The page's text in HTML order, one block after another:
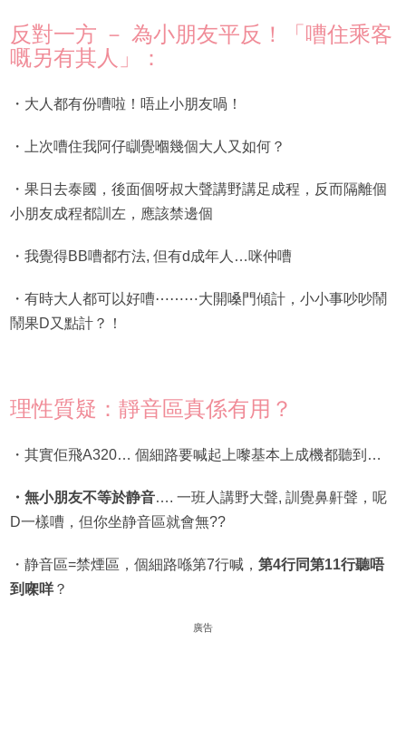
反對一方 － 為小朋友平反！「嘈住乘客
嘅另有其人」：
・大人都有份嘈啦！唔止小朋友喎！
・上次嘈住我阿仔瞓覺嗰幾個大人又如何？
・果日去泰國，後面個呀叔大聲講野講足成程，反而隔離個
小朋友成程都訓左，應該禁邊個
・我覺得BB嘈都冇法, 但有d成年人…咪仲嘈
・有時大人都可以好嘈⋯⋯⋯大開嗓門傾計，小小事吵吵鬧
鬧果D又點計？！
理性質疑：靜音區真係有用？
・其實佢飛A320… 個細路要喊起上嚟基本上成機都聽到…
・無小朋友不等於静音…. 一班人講野大聲, 訓覺鼻鼾聲，呢
D一樣嘈，但你坐静音區就會無??
・静音區=禁煙區，個細路喺第7行喊， 第4行同第11行聽唔
到㗎咩？
廣告